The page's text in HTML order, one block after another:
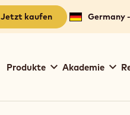
Jetzt kaufen Germany
navigation
Produkte Akademie